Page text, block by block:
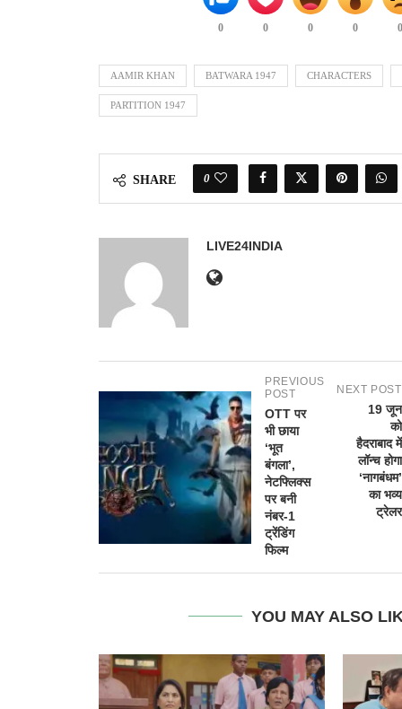
0 0 0 0
AAMIR KHAN BATWARA 1947 CHARACTERS
PARTITION 1947
SHARE 0
LIVE24INDIA
PREVIOUS
POST
OTT पर
भी छाया
‘भूत
बंगला’,
नेटफ्लिक्स
पर बनी
नंबर-1
ट्रेंडिंग
फिल्म
NEXT POST
19 जून
को
हैदराबाद में
लॉन्च होगा
‘नागबंधम’
का भव्य
ट्रेलर
YOU MAY ALSO